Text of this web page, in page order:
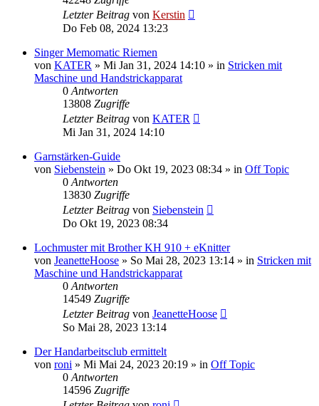
Letzter Beitrag von Kerstin
Do Feb 08, 2024 13:23
Singer Memomatic Riemen
von KATER » Mi Jan 31, 2024 14:10 » in Stricken mit
Maschine und Handstrickapparat
0 Antworten
13808 Zugriffe
Letzter Beitrag von KATER
Mi Jan 31, 2024 14:10
Garnstärken-Guide
von Siebenstein » Do Okt 19, 2023 08:34 » in Off Topic
0 Antworten
13830 Zugriffe
Letzter Beitrag von Siebenstein
Do Okt 19, 2023 08:34
Lochmuster mit Brother KH 910 + eKnitter
von JeanetteHoose » So Mai 28, 2023 13:14 » in Stricken mit
Maschine und Handstrickapparat
0 Antworten
14549 Zugriffe
Letzter Beitrag von JeanetteHoose
So Mai 28, 2023 13:14
Der Handarbeitsclub ermittelt
von roni » Mi Mai 24, 2023 20:19 » in Off Topic
0 Antworten
14596 Zugriffe